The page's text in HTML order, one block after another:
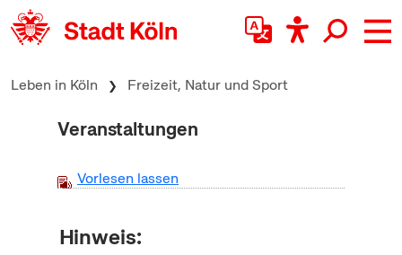
zum Inhalt springen
Leben in Köln Freizeit, Natur und Sport
Veranstaltungen
Vorlesen lassen
Hinweis: